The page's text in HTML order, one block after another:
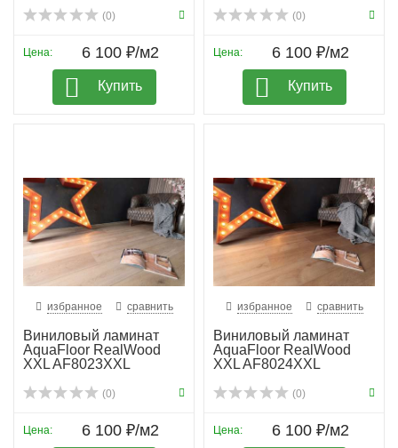
(0)
Цена: 6 100 ₽/м2
Купить
(0)
Цена: 6 100 ₽/м2
Купить
избранное сравнить
Виниловый ламинат
AquaFloor RealWood
XXL AF8023XXL
(0)
Цена: 6 100 ₽/м2
избранное сравнить
Виниловый ламинат
AquaFloor RealWood
XXL AF8024XXL
(0)
Цена: 6 100 ₽/м2